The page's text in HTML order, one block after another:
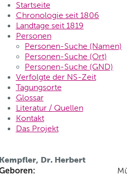
Startseite
Chronologie seit 1806
Landtage seit 1819
Personen
Personen-Suche (Namen)
Personen-Suche (Ort)
Personen-Suche (GND)
Verfolgte der NS-Zeit
Tagungsorte
Glossar
Literatur / Quellen
Kontakt
Das Projekt
Dr. Herbert